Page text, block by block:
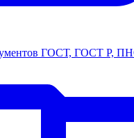
ГОСТ, ГОСТ Р,